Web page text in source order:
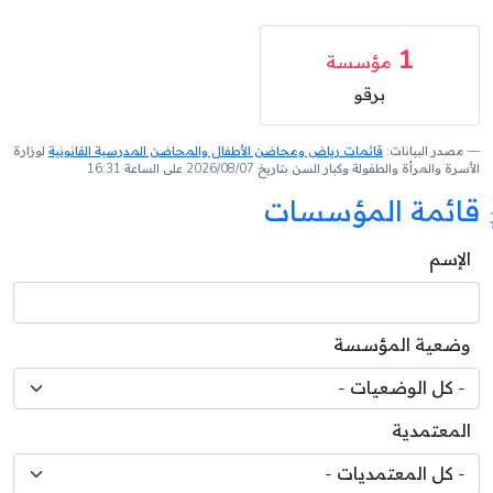
1 مؤسسة
برقو
مصدر البيانات: قائمات رياض ومحاضن الأطفال والمحاضن المدرسية القانونية لوزارة
الأسرة والمرأة والطفولة وكبار السن بتاريخ 2026/08/07 على الساعة 16:31
قائمة المؤسسات
الإسم
وضعية المؤسسة
المعتمدية